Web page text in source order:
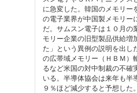
に急変した。韓国のメモリー
の電子業界が中国製メモリー
だ。サムスン電子は１０月の
モリー企業の旧型製品供給増
た」という異例の説明を出し
の広帯域メモリー（ＨＢＭ）
るなど米国の対中制裁の不確
いる。半導体協会は来年も半
９％ほど減少すると予想した。